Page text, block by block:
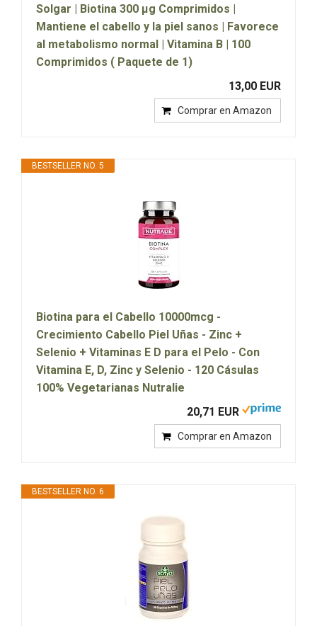
Solgar | Biotina 300 µg Comprimidos |
Mantiene el cabello y la piel sanos | Favorece
al metabolismo normal | Vitamina B | 100
Comprimidos ( Paquete de 1)
13,00 EUR
Comprar en Amazon
BESTSELLER NO. 5
Biotina para el Cabello 10000mcg -
Crecimiento Cabello Piel Uñas - Zinc +
Selenio + Vitaminas E D para el Pelo - Con
Vitamina E, D, Zinc y Selenio - 120 Cásulas
100% Vegetarianas Nutralie
20,71 EUR
Comprar en Amazon
BESTSELLER NO. 6